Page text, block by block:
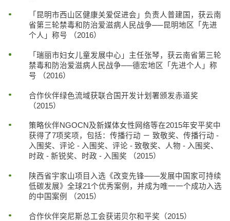
「昆明市西山区健康关爱促进会」负责人普建国，获云南
省第三轮禁毒和防治爱滋病人民战争──昆明地区「先进
个人」称号 （2016）
「瑞丽市妇女儿童发展中心」主任张琴，获云南省第三轮
禁毒和防治爱滋病人民战争──德宏地区「先进个人」称
号 （2016）
合作伙伴绿色流域获联合国开发计划署颁发赤道奖
（2015）
策略伙伴NGOCN及新媒体女性网络等在2015年安平奖中
获得了7项奖项，包括：传播行动 － 致敬奖、传播行动 -
入围奖、评论 - 入围奖、评论 - 致敬奖、人物 - 入围奖、
时政 - 新锐奖、时政 - 入围奖 （2015）
陕西省宇家山项目入选《改变先锋——发展中国家可持续
低碳发展》全球21个优秀案例，并成为唯一一个成功入选
的中国案例 （2015）
合作伙伴突尼斯总工会获诺贝尔和平奖（2015）